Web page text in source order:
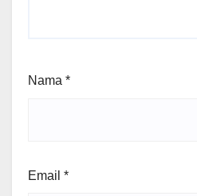
Nama *
Email *